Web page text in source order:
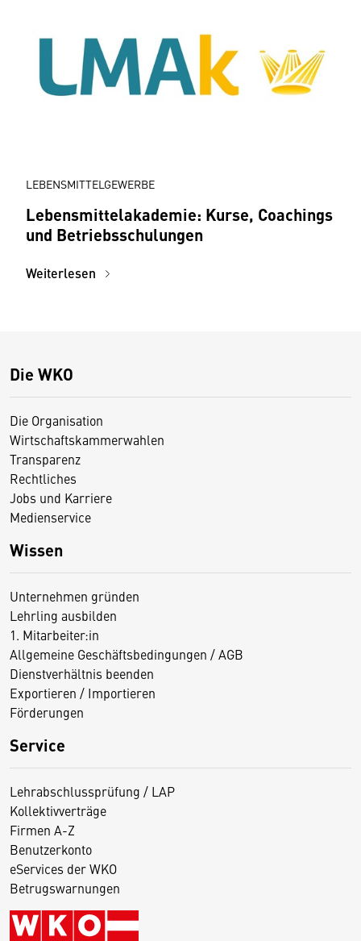
LEBENSMITTELGEWERBE
Lebensmittelakademie: Kurse, Coachings
und Betriebsschulungen
Weiterlesen
Die WKO
Die Organisation
Wirtschaftskammerwahlen
Transparenz
Rechtliches
Jobs und Karriere
Medienservice
Wissen
Unternehmen gründen
Lehrling ausbilden
1. Mitarbeiter:in
Allgemeine Geschäftsbedingungen / AGB
Dienstverhältnis beenden
Exportieren / Importieren
Förderungen
Service
Lehrabschlussprüfung / LAP
Kollektivverträge
Firmen A-Z
Benutzerkonto
eServices der WKO
Betrugswarnungen